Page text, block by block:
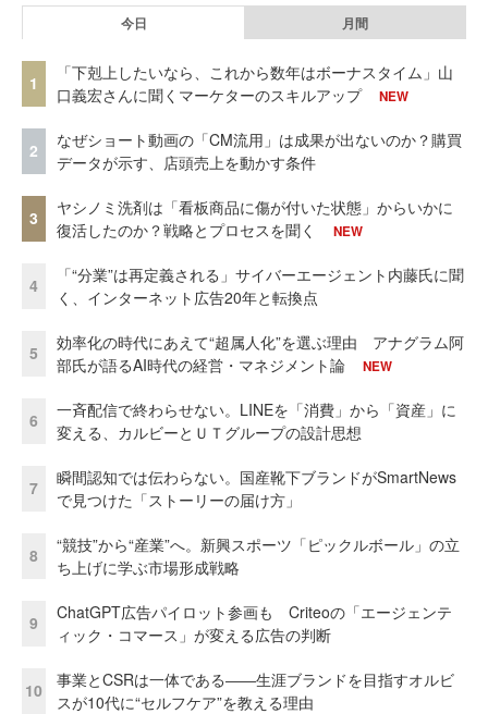
今日 月間
1
「下剋上したいなら、これから数年はボーナスタイム」山
口義宏さんに聞くマーケターのスキルアップ
NEW
2
なぜショート動画の「CM流用」は成果が出ないのか？購買
データが示す、店頭売上を動かす条件
3
ヤシノミ洗剤は「看板商品に傷が付いた状態」からいかに
復活したのか？戦略とプロセスを聞く
NEW
4
「“分業”は再定義される」サイバーエージェント内藤氏に聞
く、インターネット広告20年と転換点
5
効率化の時代にあえて“超属人化”を選ぶ理由 アナグラム阿
部氏が語るAI時代の経営・マネジメント論
NEW
6
一斉配信で終わらせない。LINEを「消費」から「資産」に
変える、カルビーとＵＴグループの設計思想
7
瞬間認知では伝わらない。国産靴下ブランドがSmartNews
で見つけた「ストーリーの届け方」
8
“競技”から“産業”へ。新興スポーツ「ピックルボール」の立
ち上げに学ぶ市場形成戦略
9
ChatGPT広告パイロット参画も Criteoの「エージェンテ
ィック・コマース」が変える広告の判断
10
事業とCSRは一体である――生涯ブランドを目指すオルビ
スが10代に“セルフケア”を教える理由